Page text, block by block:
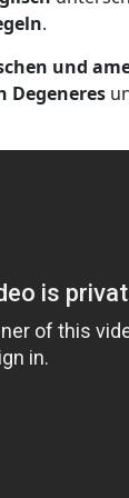
.
und
Degeneres